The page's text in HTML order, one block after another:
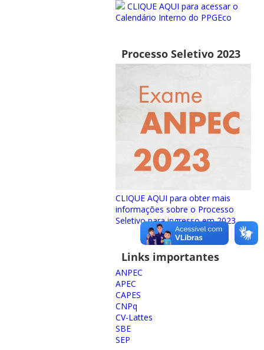
CLIQUE AQUI para acessar o
Calendário Interno do PPGEco
Processo Seletivo 2023
CLIQUE AQUI para obter mais
informações sobre o Processo
Seletivo para ingresso em 2023
Links importantes
ANPEC
APEC
CAPES
CNPq
CV-Lattes
SBE
SEP